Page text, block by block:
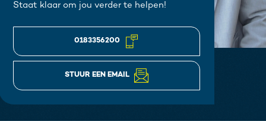
Staat klaar om jou verder te helpen!
0183356200
STUUR EEN EMAIL